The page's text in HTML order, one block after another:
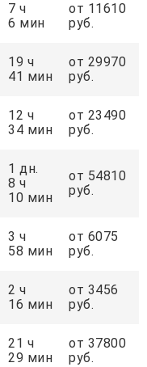
7 ч
6 мин
от 11610
руб.
19 ч
41 мин
от 29970
руб.
12 ч
34 мин
от 23490
руб.
1 дн.
8 ч
10 мин
от 54810
руб.
3 ч
58 мин
от 6075
руб.
2 ч
16 мин
от 3456
руб.
21 ч
29 мин
от 37800
руб.